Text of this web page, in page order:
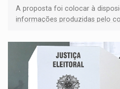
A proposta foi colocar à
informações produzidas pelo